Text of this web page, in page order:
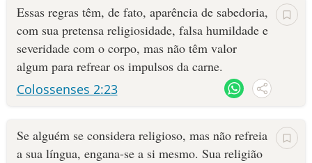
Essas regras têm, de fato, aparência de sabedoria,
com sua pretensa religiosidade, falsa humildade e
severidade com o corpo, mas não têm valor
algum para refrear os impulsos da carne.
Colossenses 2:23
Se alguém se considera religioso, mas não refreia
a sua língua, engana-se a si mesmo. Sua religião